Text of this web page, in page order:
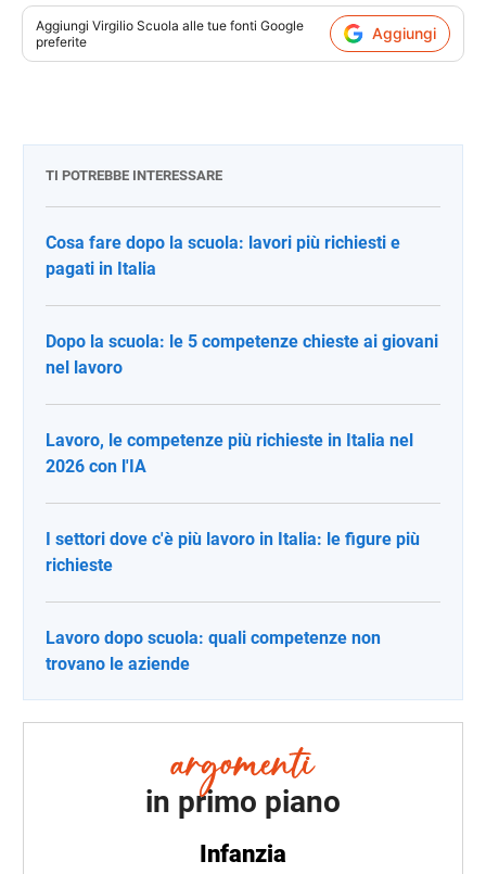
Aggiungi Virgilio Scuola alle tue fonti Google
preferite
Aggiungi
TI POTREBBE INTERESSARE
Cosa fare dopo la scuola: lavori più richiesti e
pagati in Italia
Dopo la scuola: le 5 competenze chieste ai giovani
nel lavoro
Lavoro, le competenze più richieste in Italia nel
2026 con l'IA
I settori dove c'è più lavoro in Italia: le figure più
richieste
Lavoro dopo scuola: quali competenze non
trovano le aziende
in primo piano
Infanzia